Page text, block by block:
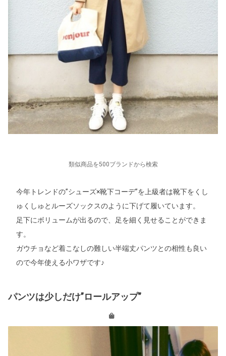
類似商品を500ブランドから検索
今年トレンドの”シューズ×靴下コーデ”を上級者は靴下をくし
ゅくしゅとルーズソックスのように下げて履いています。
足下にボリュームが出るので、足を細く見せることができま
す。
ガウチョなど着こなしの難しい半端丈パンツとの相性も良い
ので今年使える小ワザです♪
パンツは少しだけ”ロールアップ”